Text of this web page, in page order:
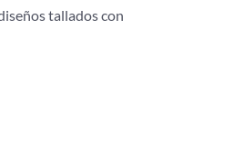
tallados con